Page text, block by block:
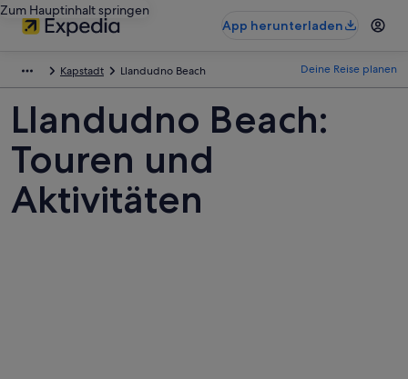
Zum Hauptinhalt springen
App herunterladen
Kapstadt Llandudno Beach Deine Reise planen
Llandudno Beach:
Touren und
Aktivitäten